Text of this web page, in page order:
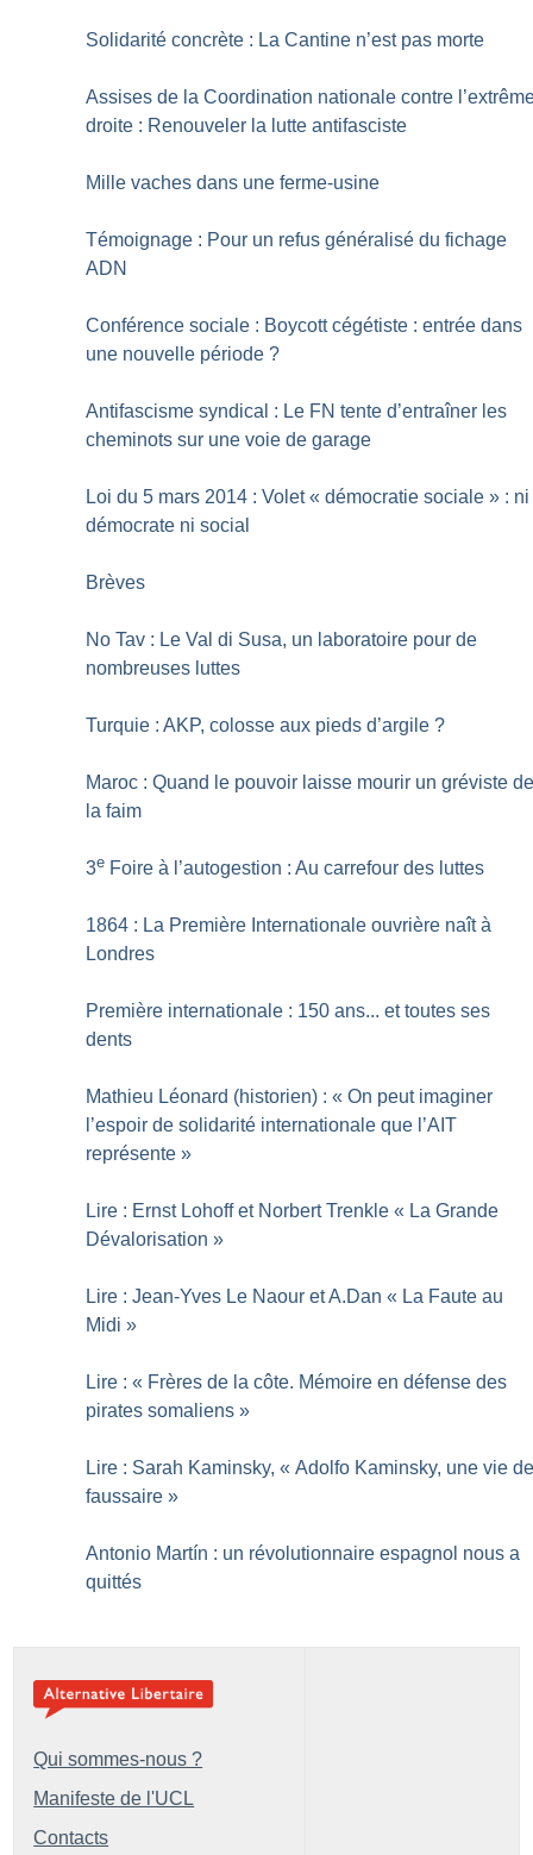
Solidarité concrète : La Cantine n’est pas morte
Assises de la Coordination nationale contre
droite : Renouveler la lutte antifasciste
Mille vaches dans une ferme-usine
Témoignage : Pour un refus généralisé du fichage
ADN
Conférence sociale : Boycott cégétiste : entrée dans
une nouvelle période ?
Antifascisme syndical : Le FN tente d’entraîner les
cheminots sur une voie de garage
Loi du 5 mars 2014 : Volet « démocratie sociale » : ni
démocrate ni social
Brèves
No Tav : Le Val di Susa, un laboratoire pour de
nombreuses luttes
Turquie : AKP, colosse aux pieds d’argile ?
Maroc : Quand le pouvoir laisse mourir un gréviste
la faim
3e Foire à l’autogestion : Au carrefour des luttes
1864 : La Première Internationale ouvrière naît à
Londres
Première internationale : 150 ans... et toutes ses
dents
Mathieu Léonard (historien) : « On peut imaginer
l’espoir de solidarité internationale que l’AIT
représente »
Lire : Ernst Lohoff et Norbert Trenkle « La Grande
Dévalorisation »
Lire : Jean-Yves Le Naour et A.Dan « La Faute au
Midi »
Lire : « Frères de la côte. Mémoire en défense des
pirates somaliens »
Lire : Sarah Kaminsky, « Adolfo Kaminsky, une vie
faussaire »
Antonio Martín : un révolutionnaire espagnol nous a
quittés
Qui sommes-nous ?
Manifeste de l'UCL
Contacts